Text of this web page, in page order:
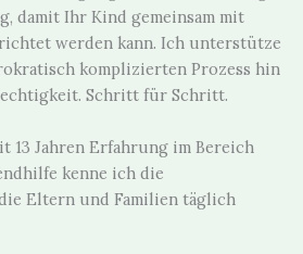
damit Ihr Kind gemeinsam mit
werden kann. Ich unterstütze
komplizierten Prozess hin
Schritt für Schritt.
13 Jahren Erfahrung im Bereich
kenne ich die
Eltern und Familien täglich